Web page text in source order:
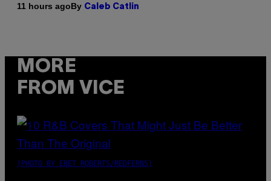
11 hours agoBy Caleb Catlin
MORE
FROM VICE
(PHOTO BY EBET ROBERTS/REDFERNS)